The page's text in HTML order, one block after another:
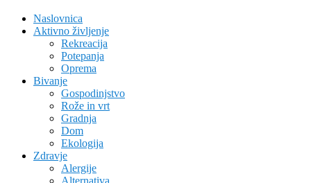
Naslovnica
Aktivno življenje
Rekreacija
Potepanja
Oprema
Bivanje
Gospodinjstvo
Rože in vrt
Gradnja
Dom
Ekologija
Zdravje
Alergije
Alternativa